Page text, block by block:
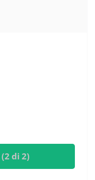
(2 di 2)